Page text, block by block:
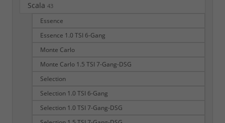
Scala 43
Essence
Essence 1.0 TSI 6-Gang
Monte Carlo
Monte Carlo 1.5 TSI 7-Gang-DSG
Selection
Selection 1.0 TSI 6-Gang
Selection 1.0 TSI 7-Gang-DSG